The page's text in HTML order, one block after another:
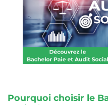
Pourquoi choisir le